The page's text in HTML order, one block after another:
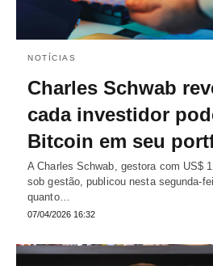
NOTÍCIAS
Charles Schwab
cada investidor
Bitcoin em seu
A Charles Schwab, gestora com US$
sob gestão, publicou nesta segunda-
quanto…
07/04/2026 16:32